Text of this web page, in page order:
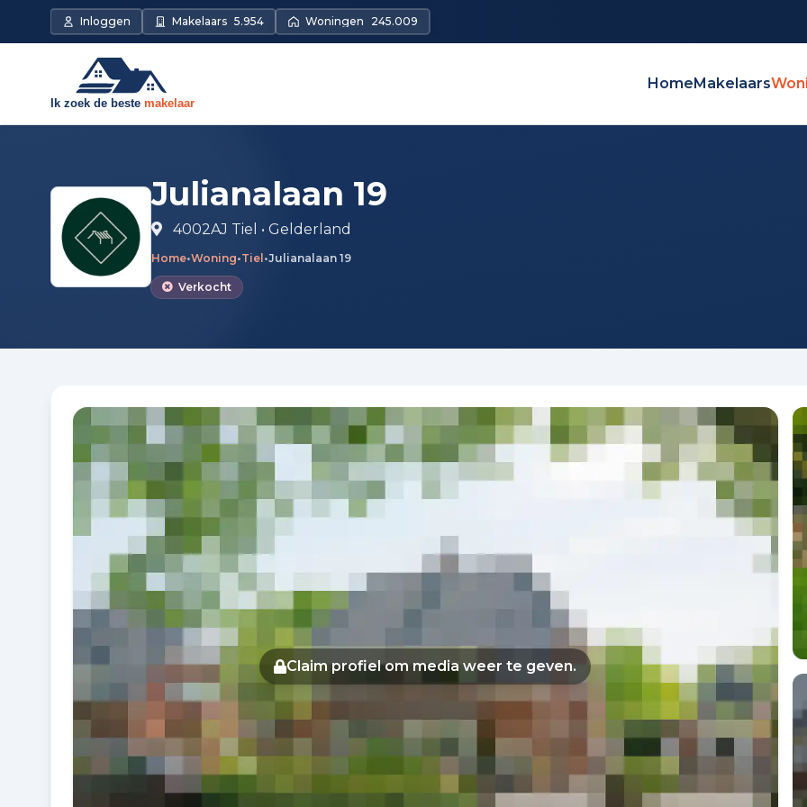
Direct naar de inhoud
Inloggen Makelaars 5.954 Woningen 245.009
HomeMakelaars
Julianalaan 19
4002AJ Tiel • Gelderland
Home•Woning•Tiel •Julianalaan 19
Verkocht
Fotogalerij
Claim profiel om media weer te geven.